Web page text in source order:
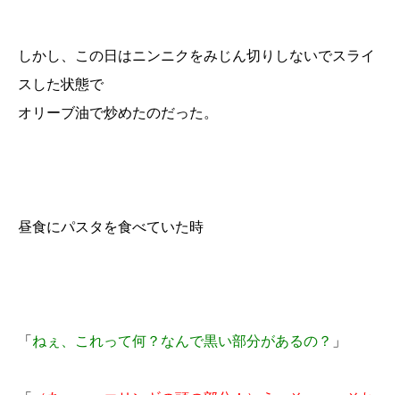
しかし、この日はニンニクをみじん切りしないでスライ
スした状態で
オリーブ油で炒めたのだった。
昼食にパスタを食べていた時
「 ねぇ、これって何？なんで黒い部分があるの？ 」